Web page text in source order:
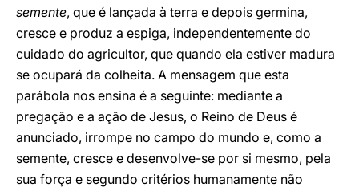
semente, que é lançada à terra e depois germina,
cresce e produz a espiga, independentemente do
cuidado do agricultor, que quando ela estiver madura
se ocupará da colheita. A mensagem que esta
parábola nos ensina é a seguinte: mediante a
pregação e a ação de Jesus, o Reino de Deus é
anunciado, irrompe no campo do mundo e, como a
semente, cresce e desenvolve-se por si mesmo, pela
sua força e segundo critérios humanamente não